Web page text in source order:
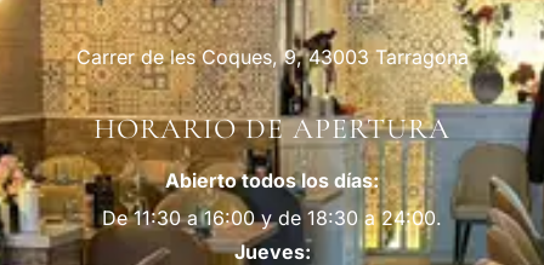
Carrer de les Coques, 9, 43003 Tarragona
HORARIO DE APERTURA
Abierto todos los días:
De 11:30 a 16:00 y de 18:30 a 24:00.
Jueves: